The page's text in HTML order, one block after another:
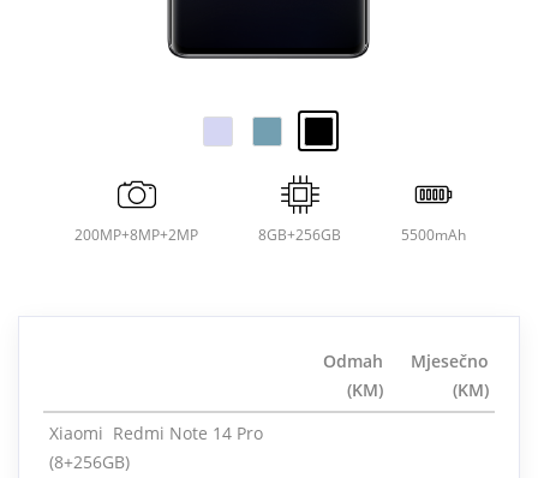
200MP+8MP+2MP 8GB+256GB 5500mAh
Odmah
(KM)
Mjesečno
(KM)
Xiaomi Redmi Note 14 Pro
(8+256GB)